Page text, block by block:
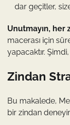
dar geçitler,
Unutmayın, her
macerası için
yapacaktır.
Zindan
Bu makalede,
bir zindan